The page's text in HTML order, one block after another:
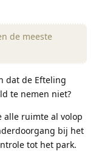
de meeste
dat de Efteling
te nemen niet?
alle ruimte al volop
bij het
tot het park.